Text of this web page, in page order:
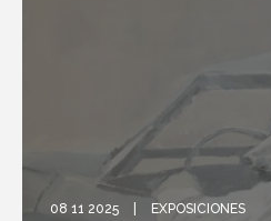
08 11 2025 EXPOSICIONES